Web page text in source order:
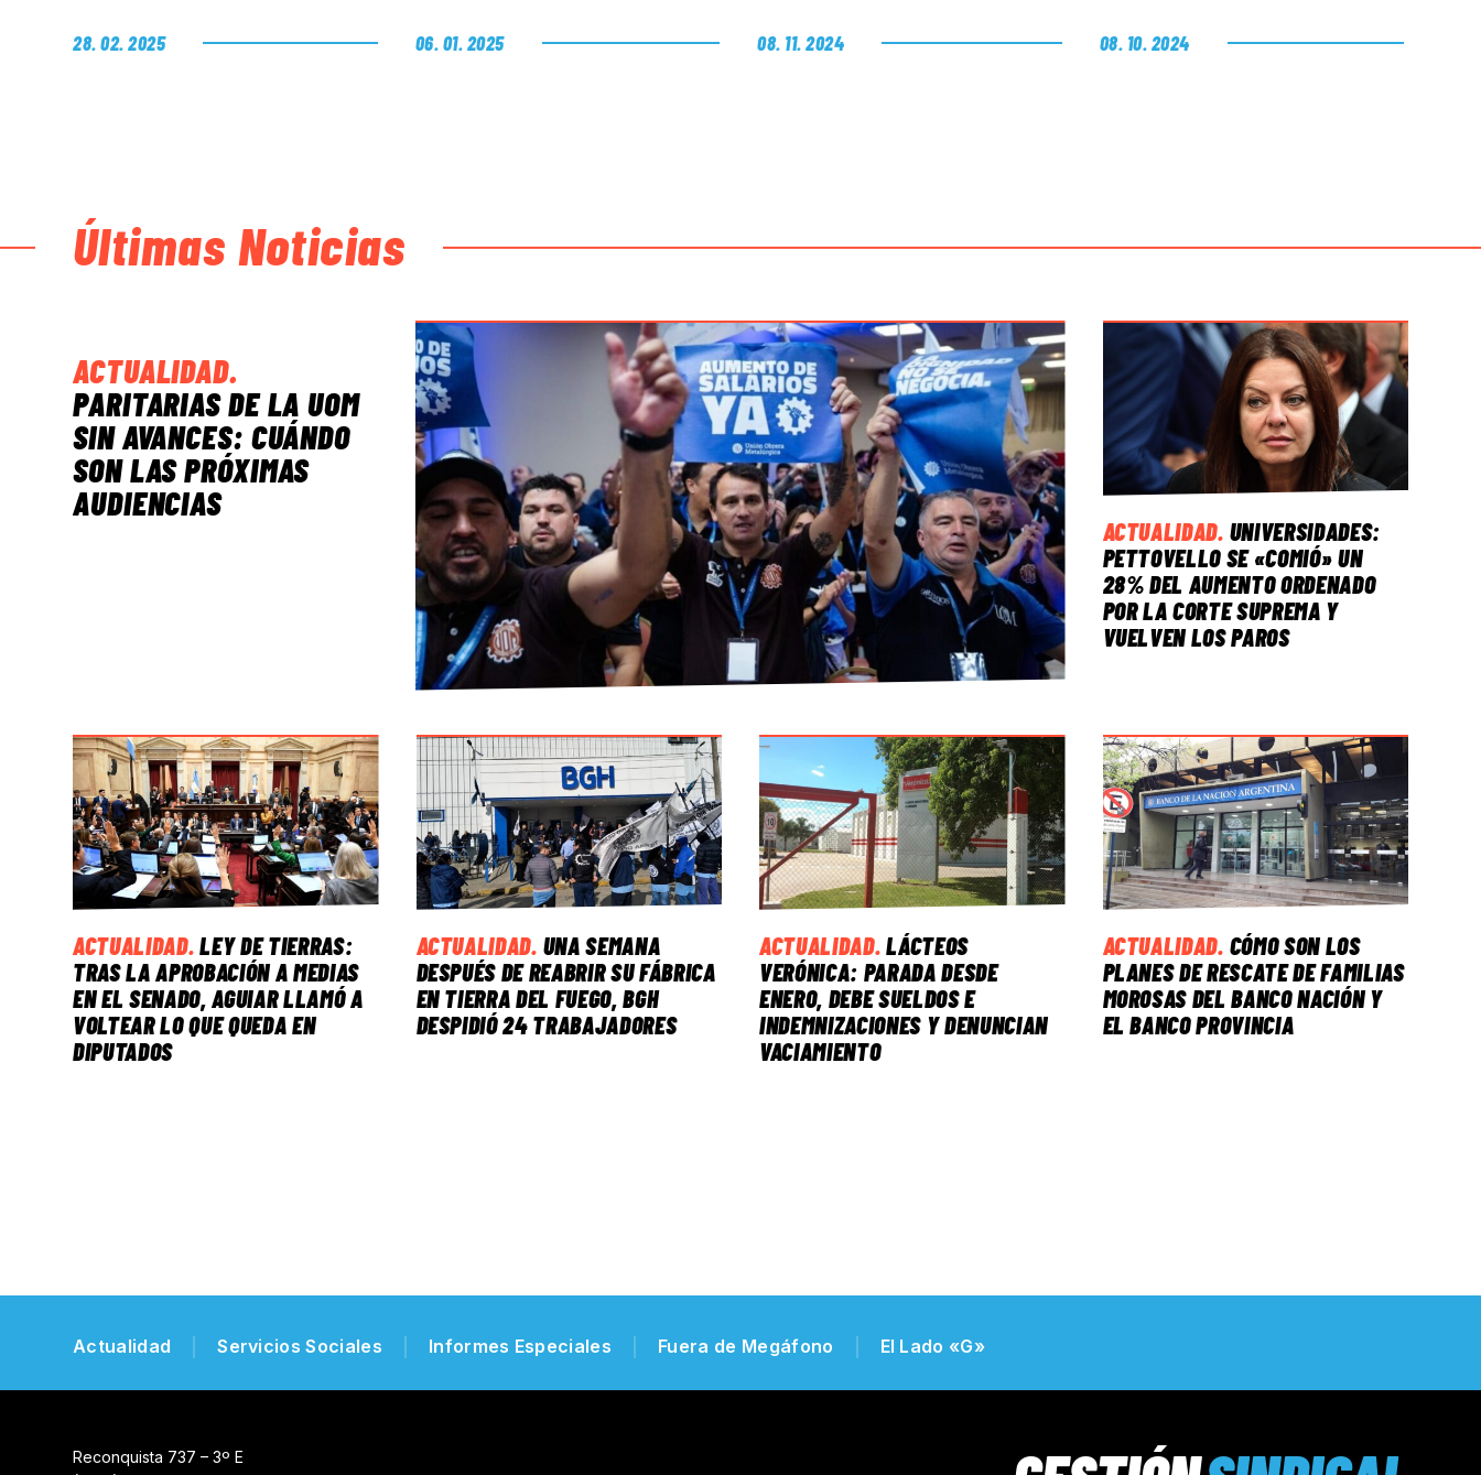
28. 02. 2025 06. 01. 2025 08. 11. 2024 08. 10. 2024
Últimas Noticias
ACTUALIDAD.
PARITARIAS DE LA UOM
SIN AVANCES: CUÁNDO
SON LAS PRÓXIMAS
AUDIENCIAS
ACTUALIDAD. UNIVERSIDADES:
PETTOVELLO SE «COMIÓ» UN
28% DEL AUMENTO ORDENADO
POR LA CORTE SUPREMA Y
VUELVEN LOS PAROS
ACTUALIDAD. LEY DE TIERRAS:
TRAS LA APROBACIÓN A MEDIAS
EN EL SENADO, AGUIAR LLAMÓ A
VOLTEAR LO QUE QUEDA EN
DIPUTADOS
ACTUALIDAD. UNA SEMANA
DESPUÉS DE REABRIR SU FÁBRICA
EN TIERRA DEL FUEGO, BGH
DESPIDIÓ 24 TRABAJADORES
ACTUALIDAD. LÁCTEOS
VERÓNICA: PARADA DESDE
ENERO, DEBE SUELDOS E
INDEMNIZACIONES Y DENUNCIAN
VACIAMIENTO
ACTUALIDAD. CÓMO SON LOS
PLANES DE RESCATE DE FAMILIAS
MOROSAS DEL BANCO NACIÓN Y
EL BANCO PROVINCIA
Actualidad Servicios Sociales Informes Especiales Fuera de Megáfono El Lado «G»
Reconquista 737 – 3º E